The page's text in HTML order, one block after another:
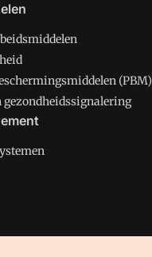
(PBM)
gezondheidssignalering